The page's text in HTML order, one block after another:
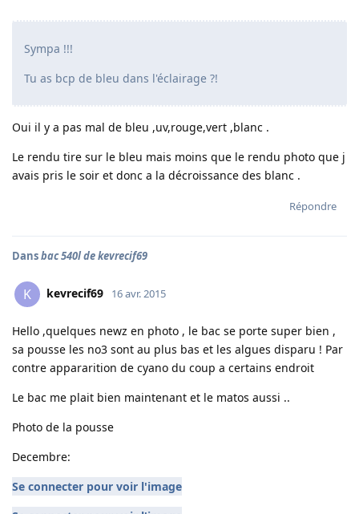
Sympa !!!
Tu as bcp de bleu dans l'éclairage ?!
Oui il y a pas mal de bleu ,uv,rouge,vert ,blanc .
Le rendu tire sur le bleu mais moins que le rendu photo que j
avais pris le soir et donc a la décroissance des blanc .
Répondre
Dansbac 540l de kevrecif69
K kevrecif69 16 avr. 2015
Hello ,quelques newz en photo , le bac se porte super bien ,
sa pousse les no3 sont au plus bas et les algues disparu ! Par
contre appararition de cyano du coup a certains endroit
Le bac me plait bien maintenant et le matos aussi ..
Photo de la pousse
Decembre:
Se connecter pour voir l'image